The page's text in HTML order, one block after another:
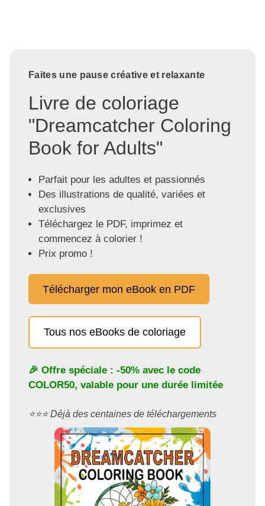
Faites une pause créative et relaxante
Livre de coloriage
"Dreamcatcher Coloring
Book for Adults"
Parfait pour les adultes et passionnés
Des illustrations de qualité, variées et
exclusives
Téléchargez le PDF, imprimez et
commencez à colorier !
Prix promo !
Télécharger mon eBook en PDF
Tous nos eBooks de coloriage
🎉 Offre spéciale : -50% avec le code
COLOR50, valable pour une durée limitée
⭐️⭐️⭐️ Déjà des centaines de téléchargements